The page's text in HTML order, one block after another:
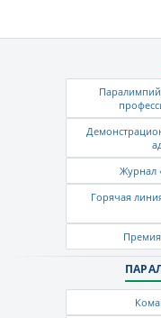
Журнал
Горячая